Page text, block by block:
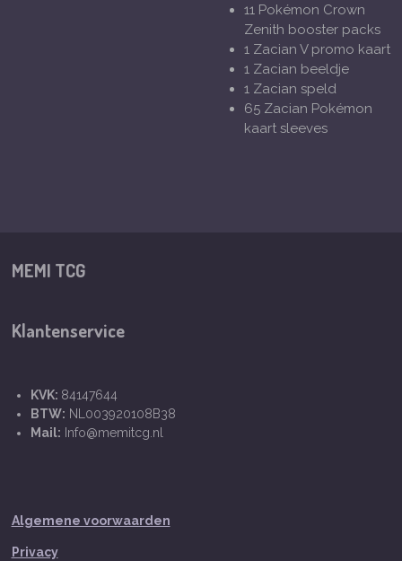
11 Pokémon Crown
Zenith booster packs
1 Zacian V promo kaart
1 Zacian beeldje
1 Zacian speld
65 Zacian Pokémon
kaart sleeves
MEMI TCG
Klantenservice
KVK: 84147644
BTW: NL003920108B38
Mail: Info@memitcg.nl
Algemene voorwaarden
Privacy